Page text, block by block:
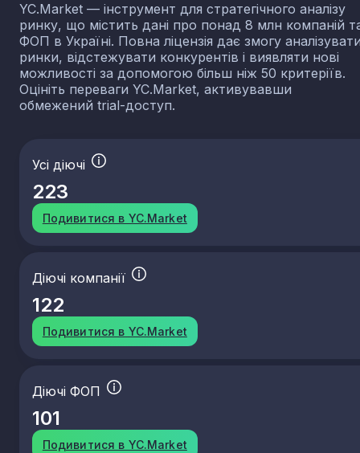
YC.Market — інструмент для стратегічного аналізу
ринку, що містить дані про понад 8 млн компаній
ФОП в Україні. Повна ліцензія дає змогу
ринки, відстежувати конкурентів і виявляти нові
можливості за допомогою більш ніж 50 критеріїв.
Оцініть переваги YC.Market, активувавши
обмежений trial-доступ.
Усі діючі
223
Подивитися в YC.Market
Діючі компанії
122
Подивитися в YC.Market
Діючі ФОП
101
Подивитися в YC.Market